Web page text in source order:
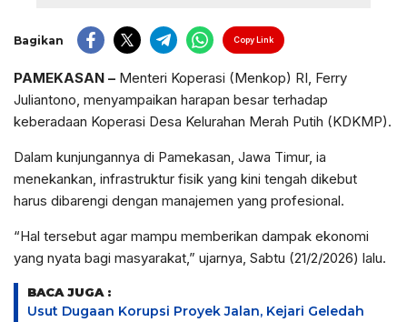
Bagikan Copy Link
PAMEKASAN – Menteri Koperasi (Menkop) RI, Ferry
Juliantono, menyampaikan harapan besar terhadap
keberadaan Koperasi Desa Kelurahan Merah Putih (KDKMP).
Dalam kunjungannya di Pamekasan, Jawa Timur, ia
menekankan, infrastruktur fisik yang kini tengah dikebut
harus dibarengi dengan manajemen yang profesional.
“Hal tersebut agar mampu memberikan dampak ekonomi
yang nyata bagi masyarakat,” ujarnya, Sabtu (21/2/2026) lalu.
BACA JUGA :
Usut Dugaan Korupsi Proyek Jalan, Kejari Geledah